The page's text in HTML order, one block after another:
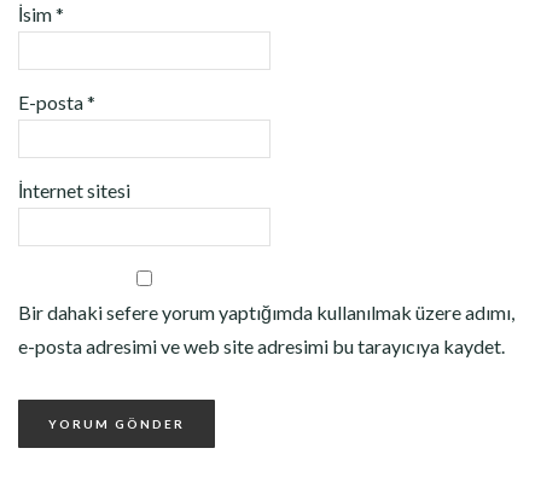
İsim*
E-posta*
İnternet sitesi
Bir dahaki sefere yorum yaptığımda kullanılmak üzere adımı,
e-posta adresimi ve web site adresimi bu tarayıcıya kaydet.